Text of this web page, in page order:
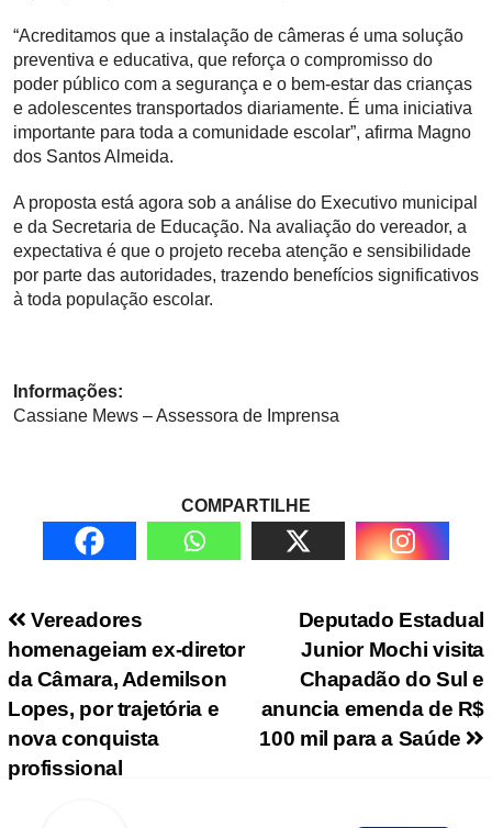
“Acreditamos que a instalação de câmeras é uma solução
preventiva e educativa, que reforça o compromisso do
poder público com a segurança e o bem-estar das crianças
e adolescentes transportados diariamente. É uma iniciativa
importante para toda a comunidade escolar”, afirma Magno
dos Santos Almeida.
A proposta está agora sob a análise do Executivo municipal
e da Secretaria de Educação. Na avaliação do vereador, a
expectativa é que o projeto receba atenção e sensibilidade
por parte das autoridades, trazendo benefícios significativos
à toda população escolar.
Informações:
Cassiane Mews – Assessora de Imprensa
COMPARTILHE
Navegação de PostDeputado Estadual
Junior Mochi visita
Chapadão do Sul e
anuncia emenda de R$
100 mil para a Saúde
Vereadores
homenageiam ex-diretor
da Câmara, Ademilson
Lopes, por trajetória e
nova conquista
profissional